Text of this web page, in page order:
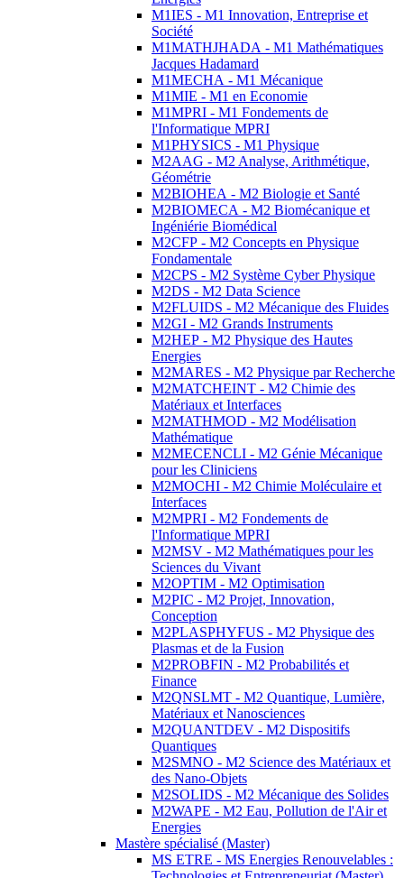
M1IES - M1 Innovation, Entreprise et
Société
M1MATHJHADA - M1 Mathématiques
Jacques Hadamard
M1MECHA - M1 Mécanique
M1MIE - M1 en Economie
M1MPRI - M1 Fondements de
l'Informatique MPRI
M1PHYSICS - M1 Physique
M2AAG - M2 Analyse, Arithmétique,
Géométrie
M2BIOHEA - M2 Biologie et Santé
M2BIOMECA - M2 Biomécanique et
Ingéniérie Biomédical
M2CFP - M2 Concepts en Physique
Fondamentale
M2CPS - M2 Système Cyber Physique
M2DS - M2 Data Science
M2FLUIDS - M2 Mécanique des Fluides
M2GI - M2 Grands Instruments
M2HEP - M2 Physique des Hautes
Energies
M2MARES - M2 Physique par Recherche
M2MATCHEINT - M2 Chimie des
Matériaux et Interfaces
M2MATHMOD - M2 Modélisation
Mathématique
M2MECENCLI - M2 Génie Mécanique
pour les Cliniciens
M2MOCHI - M2 Chimie Moléculaire et
Interfaces
M2MPRI - M2 Fondements de
l'Informatique MPRI
M2MSV - M2 Mathématiques pour les
Sciences du Vivant
M2OPTIM - M2 Optimisation
M2PIC - M2 Projet, Innovation,
Conception
M2PLASPHYFUS - M2 Physique des
Plasmas et de la Fusion
M2PROBFIN - M2 Probabilités et
Finance
M2QNSLMT - M2 Quantique, Lumière,
Matériaux et Nanosciences
M2QUANTDEV - M2 Dispositifs
Quantiques
M2SMNO - M2 Science des Matériaux et
des Nano-Objets
M2SOLIDS - M2 Mécanique des Solides
M2WAPE - M2 Eau, Pollution de l'Air et
Energies
Mastère spécialisé (Master)
MS ETRE - MS Energies Renouvelables :